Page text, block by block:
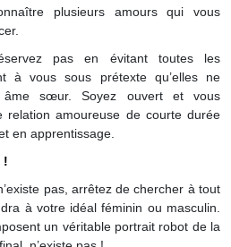
plusieurs amours qui vous
pas en évitant toutes les
à vous sous prétexte qu’elles ne
sœur. Soyez ouvert et vous
relation amoureuse de courte durée
en apprentissage.
!
pas, arrêtez de chercher à tout
à votre idéal féminin ou masculin.
un véritable portrait robot de la